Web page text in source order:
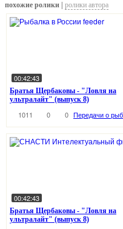
похожие ролики | ролики автора
00:42:43
Братья Щербаковы - "Ловля на
ультралайт" (выпуск 8)
1011 0 0 Передачи о
00:42:43
Братья Щербаковы - "Ловля на
ультралайт" (выпуск 8)